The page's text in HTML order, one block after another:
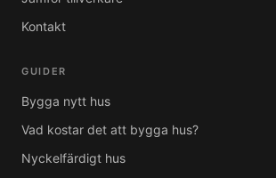
Kontakt
GUIDER
Bygga nytt hus
Vad kostar det att bygga hus?
Nyckelfärdigt hus